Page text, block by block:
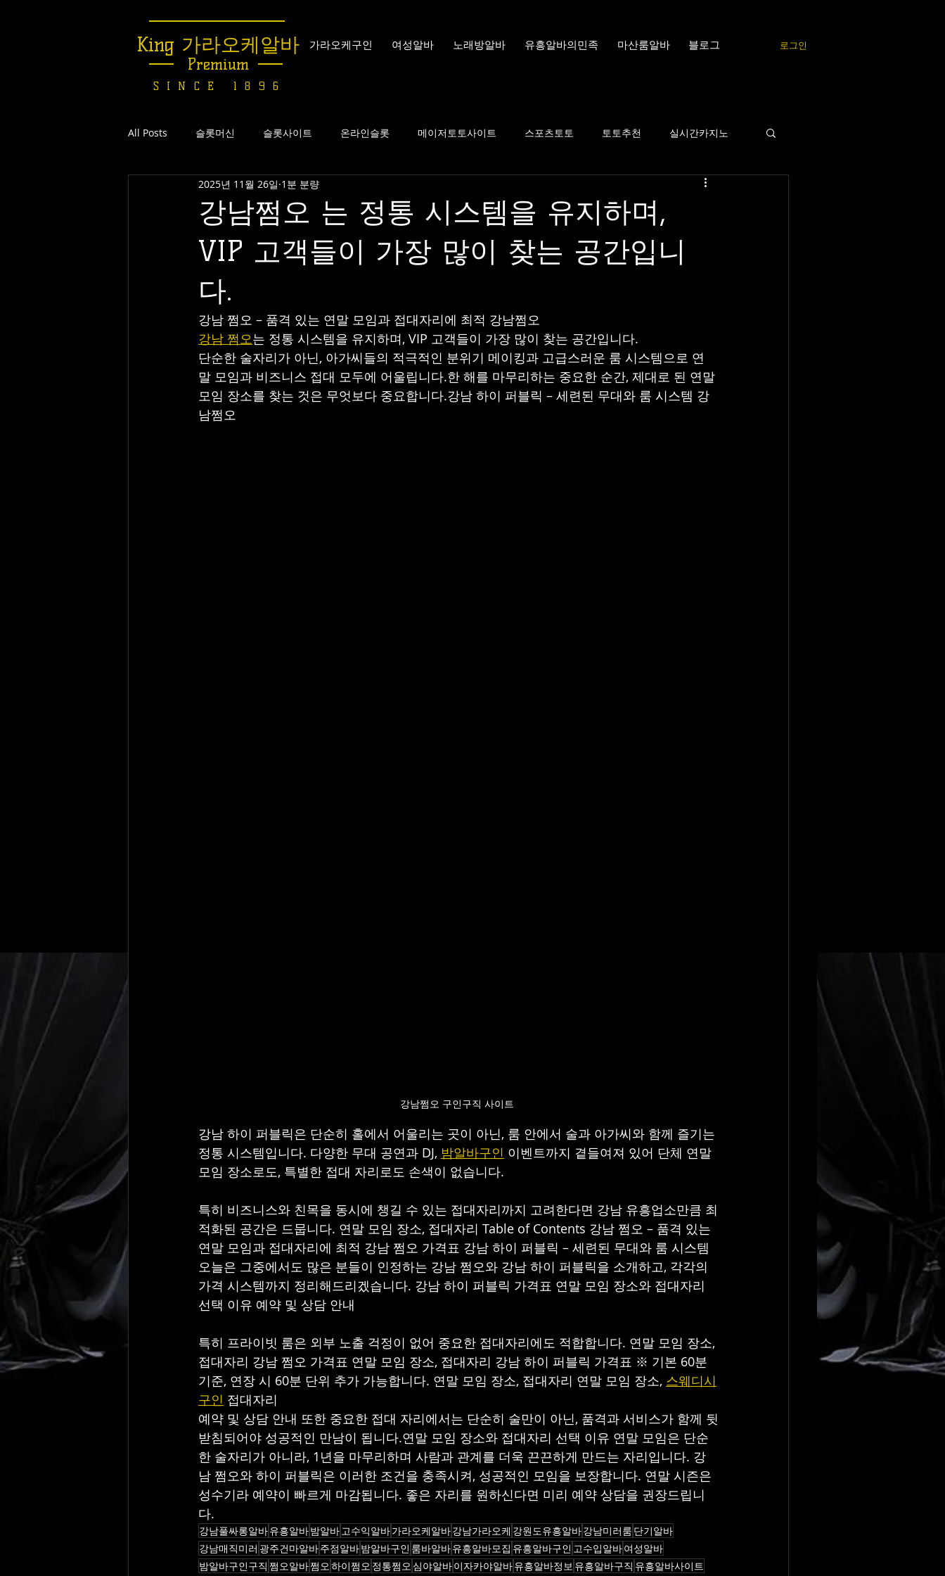
가라오케구인 여성알바 노래방알바 유흥알바의민족 마산룸알바 블로그 로그인
All Posts 슬롯머신 슬롯사이트 온라인슬롯 메이저토토사이트 스포츠토토 토토추천 실시간카지노
온라인카지노 실시간바카라 유흥알바
유흥알바사이트 업소알바 업소알바 밤알바 유흥업소 구인구직 꿀알바 알바의민족
유흥알바의민족
강남쩜오 는 정통 시스템을 유지하며,
VIP 고객들이 가장 많이 찾는 공간입니
다.
2025년 11월 26일 1분 분량
강남 쩜오 – 품격 있는 연말 모임과 접대자리에 최적 강남쩜오
강남 쩜오는 정통 시스템을 유지하며, VIP 고객들이 가장 많이 찾는 공간입니다.
단순한 술자리가 아닌, 아가씨들의 적극적인 분위기 메이킹과 고급스러운 룸 시스템으로 연
말 모임과 비즈니스 접대 모두에 어울립니다.한 해를 마무리하는 중요한 순간, 제대로 된 연말
모임 장소를 찾는 것은 무엇보다 중요합니다.강남 하이 퍼블릭 – 세련된 무대와 룸 시스템 강
남쩜오
강남쩜오 구인구직 사이트
강남 하이 퍼블릭은 단순히 홀에서 어울리는 곳이 아닌, 룸 안에서 술과 아가씨와 함께 즐기는
정통 시스템입니다. 다양한 무대 공연과 DJ, 밤알바구인 이벤트까지 곁들여져 있어 단체 연말
모임 장소로도, 특별한 접대 자리로도 손색이 없습니다.
특히 비즈니스와 친목을 동시에 챙길 수 있는 접대자리까지 고려한다면 강남 유흥업소만큼 최
적화된 공간은 드뭅니다. 연말 모임 장소, 접대자리 Table of Contents 강남 쩜오 – 품격 있는
연말 모임과 접대자리에 최적 강남 쩜오 가격표 강남 하이 퍼블릭 – 세련된 무대와 룸 시스템
오늘은 그중에서도 많은 분들이 인정하는 강남 쩜오와 강남 하이 퍼블릭을 소개하고, 각각의
가격 시스템까지 정리해드리겠습니다. 강남 하이 퍼블릭 가격표 연말 모임 장소와 접대자리
선택 이유 예약 및 상담 안내
특히 프라이빗 룸은 외부 노출 걱정이 없어 중요한 접대자리에도 적합합니다. 연말 모임 장소,
접대자리 강남 쩜오 가격표 연말 모임 장소, 접대자리 강남 하이 퍼블릭 가격표 ※ 기본 60분
기준, 연장 시 60분 단위 추가 가능합니다. 연말 모임 장소, 접대자리 연말 모임 장소, 스웨디시
구인 접대자리
예약 및 상담 안내 또한 중요한 접대 자리에서는 단순히 술만이 아닌, 품격과 서비스가 함께 뒷
받침되어야 성공적인 만남이 됩니다.연말 모임 장소와 접대자리 선택 이유 연말 모임은 단순
한 술자리가 아니라, 1년을 마무리하며 사람과 관계를 더욱 끈끈하게 만드는 자리입니다. 강
남 쩜오와 하이 퍼블릭은 이러한 조건을 충족시켜, 성공적인 모임을 보장합니다. 연말 시즌은
성수기라 예약이 빠르게 마감됩니다. 좋은 자리를 원하신다면 미리 예약 상담을 권장드립니
다.
강남풀싸롱알바유흥알바밤알바 고수익알바가라오케알바강남가라오케 강원도유흥알바강남미러룸 단기알바
강남매직미러 광주건마알바주점알바밤알바구인 룸바알바유흥알바모집 유흥알바구인 고수입알바여성알바
밤알바구인구직 쩜오알바쩜오 하이쩜오 정통쩜오 심야알바이자카야알바유흥알바정보 유흥알바구직 유흥알바사이트
King 가라오케알바
Premium
SINCE 1896